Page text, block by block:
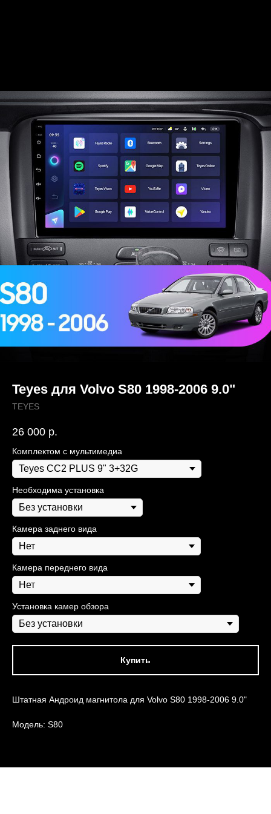
Teyes для Volvo S80 1998-2006 9.0"
TEYES
26 000 р.
Комплектом с мультимедиа
Необходима установка
Камера заднего вида
Камера переднего вида
Установка камер обзора
Купить
Штатная Андроид магнитола для Volvo S80 1998-2006 9.0"
Модель: S80